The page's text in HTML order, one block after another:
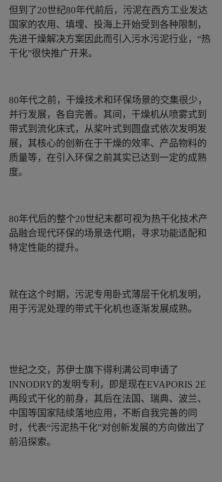
但到了20世纪80年代前后，污泥在西方工业发达
国家的农用、填埋、投海上开始受到各种限制，
先进干燥解决方案因此而引入污水污泥行业，“热
干化”很快推广开来。
80年代之前，干燥技术和环保场景的交集很少，
并行发展，各自完善。其间，干燥机从喷雾式到
带式到流化床式，从桨叶式到圆盘式依次发明发
展，其核心的创新在于干燥的效率、产品物料的
质量等，在引入环保之前其实已达到一定的成熟
度。
80年代后的整个20世纪末都可视为热干化技术产
品融合现代环保的场景迭代期，寻求功能适配和
特定性能的提升。
就在这个时期，污泥专用卧式薄层干化机发明，
用于污泥处理的带式干化机也逐渐发展成熟。
世纪之交，苏伊士旗下得利满公司申请了
INNODRY的发明专利，即是现在EVAPORIS 2E
两段式干化的前身，其后在法国、瑞典、波兰、
中国等国家陆续落地应用，不断自我完善的同
时，代表“污泥热干化”对创新发展的方向做出了
前沿探索。